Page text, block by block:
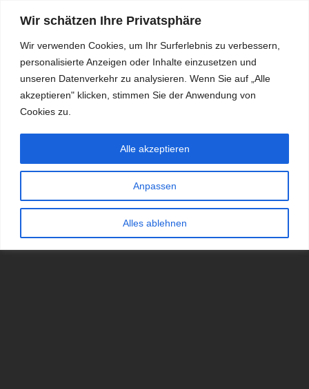
Wir schätzen Ihre Privatsphäre
Wir verwenden Cookies, um Ihr Surferlebnis zu verbessern,
personalisierte Anzeigen oder Inhalte einzusetzen und
unseren Datenverkehr zu analysieren. Wenn Sie auf „Alle
akzeptieren" klicken, stimmen Sie der Anwendung von
Cookies zu.
Anpassen
Alles ablehnen
Alle akzeptieren
RDKS.EXPERT
TESTS, EXPERTEN-TIPPS RUND UM DAS THEMA RDKS UND